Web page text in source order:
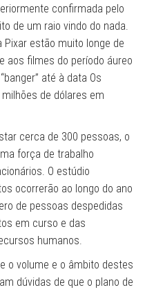
confirmada pelo
de um raio vindo do nada.
estão muito longe de
aos filmes do período áureo
até à data Os
de dólares em
cerca de 300 pessoas, o
força de trabalho
O estúdio
ocorrerão ao longo do ano
de pessoas despedidas
em curso e das
humanos.
o volume e o âmbito destes
dúvidas de que o plano de